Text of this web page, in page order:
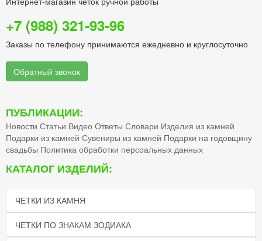
+7 (988) 321-93-96
Заказы по телефону принимаются ежедневно и круглосуточно
Обратный звонок
ПУБЛИКАЦИИ:
Новости Статьи Видео Ответы Словари Изделия из камней
Подарки из камней Сувениры из камней Подарки на годовщину
свадьбы Политика обработки персоальных данных
КАТАЛОГ ИЗДЕЛИЙ:
ЧЕТКИ ИЗ КАМНЯ
ЧЕТКИ ПО ЗНАКАМ ЗОДИАКА